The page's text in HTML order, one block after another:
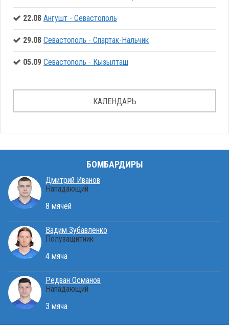
22.08 Ангушт - Севастополь
29.08 Севастополь - Спартак-Нальчик
05.09 Севастополь - Кызылташ
КАЛЕНДАРЬ
БОМБАРДИРЫ
Дмитрий Иванов
Нападающий
8 мячей
Вадим Зубавленко
Полузащитник
4 мяча
Редван Османов
Нападающий
3 мяча